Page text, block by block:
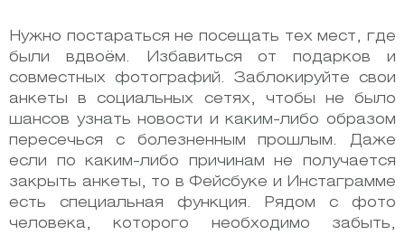
Нужно постараться не посещать тех мест, где
были вдвоём. Избавиться от подарков и
совместных фотографий. Заблокируйте свои
анкеты в социальных сетях, чтобы не было
шансов узнать новости и каким-либо образом
пересечься с болезненным прошлым. Даже
если по каким-либо причинам не получается
закрыть анкеты, то в Фейсбуке и Инстаграмме
есть специальная функция. Рядом с фото
человека, которого необходимо забыть,